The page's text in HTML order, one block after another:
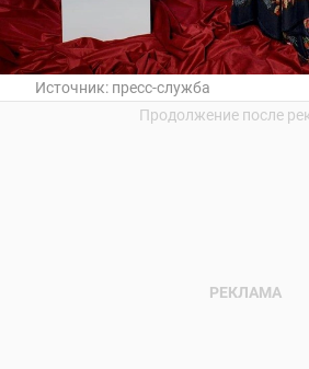
Источник: пресс-служба